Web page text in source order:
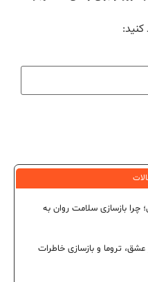
چرا بازسازی سلامت روان به
تروما و بازسازی خاطرات